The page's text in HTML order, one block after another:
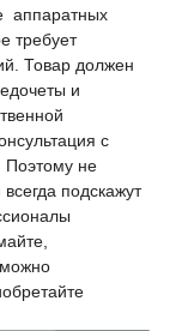
аппаратных
требует
Товар должен
и
с
Поэтому не
подскажут
можно